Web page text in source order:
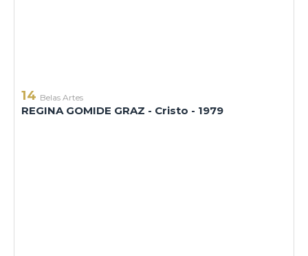
14 Belas Artes
REGINA GOMIDE GRAZ - Cristo - 1979